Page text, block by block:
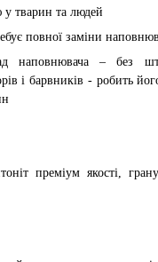
у тварин та людей
повної заміни
наповнювача – без
і барвників - робить
преміум якості,